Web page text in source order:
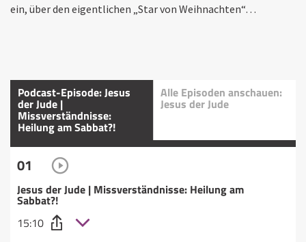
ein, über den eigentlichen „Star von Weihnachten“…
Podcast-Episode: Jesus
der Jude |
Missverständnisse:
Heilung am Sabbat?!
Alle Episoden anschauen:
Jesus der Jude
01
Jesus der Jude | Missverständnisse: Heilung am
Sabbat?!
15:10